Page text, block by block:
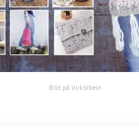
Bild på Virkbibeln